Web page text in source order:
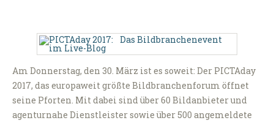
Am Donnerstag, den 30. März ist es soweit: Der PICTAday
2017, das europaweit größte Bildbranchenforum öffnet
seine Pforten. Mit dabei sind über 60 Bildanbieter und
agenturnahe Dienstleister sowie über 500 angemeldete